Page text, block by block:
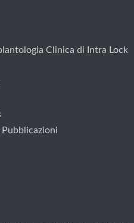
Clinica di Intra Lock
Pubblicazioni